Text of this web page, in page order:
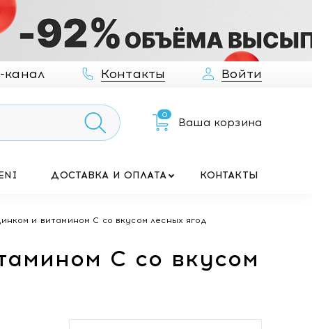
канал Контакты Войти
0
Ваша корзина
ДОСТАВКА И ОПЛАТА КОНТАКТЫ
и витамином С со вкусом лесных ягод
С со вкусом